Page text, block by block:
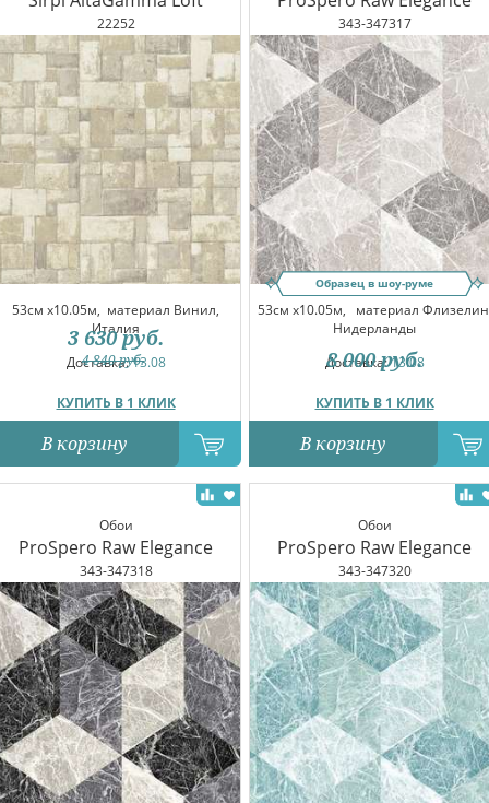
22252
53см x10.05м, материал Винил,
Италия
Доставка:13.08
КУПИТЬ В 1 КЛИК
4 840руб.
3 630 руб.
В корзину
343-347317
Образец в шоу-руме
53см x10.05м, материал
Нидерланды
Доставка:13.08
КУПИТЬ В 1 КЛИК
8 000 руб.
В корзину
Обои
ProSpero Raw Elegance
343-347318
Обои
ProSpero Raw Elegance
343-347320